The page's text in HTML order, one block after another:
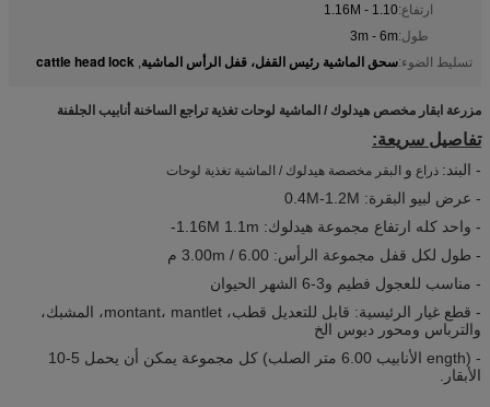
ارتفاع:1.10 - 1.16M
طول:3m - 6m
تسليط الضوء:سحق الماشية رئيس القفل، قفل الرأس الماشية,
cattle head lock
مزرعة ابقار مخصص هيدلوك / الماشية لوحات تغذية تراجع الساخنة أنابيب الجلفنة
تفاصيل سريعة:
- البند: ذراع و البقر مخصصة هيدلوك / الماشية تغذية لوحات
- عرض لبيو البقرة: 0.4M-1.2M
- واحد كله ارتفاع مجموعة هيدلوك: 1.16M 1.1m-
- طول لكل قفل مجموعة الرأس: 3.00m / 6.00 م
- مناسب للعجول فطيم و3-6 الشهر الحيوان
- قطع غيار الرئيسية: قابل للتعديل قطب، montant، mantlet، المشبك،
والترباس ومحور دبوس الخ
- (ength الأنابيب 6.00 متر الصلب) كل مجموعة يمكن أن يحمل 5-10
الأبقار.